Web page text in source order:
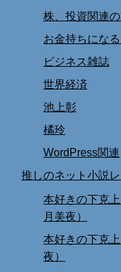
株、投資関連
お金持ちにな
ビジネス雑誌
世界経済
池上彰
橘玲
WordPress関連
推しのネット小説
本好きの下克
月美夜）
本好きの下克
夜）